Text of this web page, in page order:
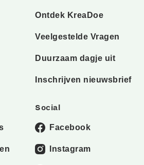
Ontdek KreaDoe
Veelgestelde Vragen
Duurzaam dagje uit
Inschrijven nieuwsbrief
Social
Facebook
Instagram